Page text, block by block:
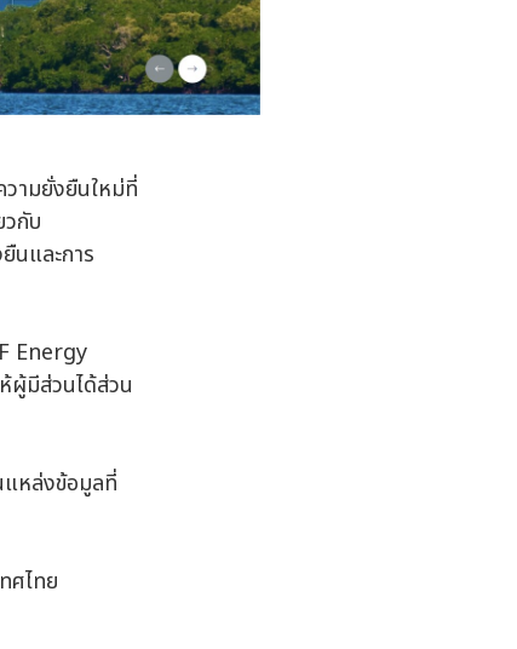
ามยั่งยืนใหม่ที่
กับ
นและการ
Energy
ผู้มีส่วนได้ส่วน
แหล่งข้อมูลที่
ศไทย